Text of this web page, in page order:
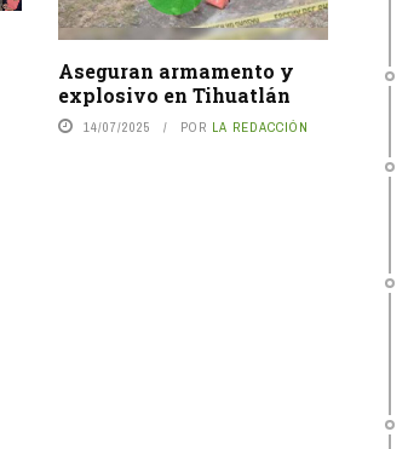
Aseguran armamento y
explosivo en Tihuatlán
14/07/2025 POR LA REDACCIÓN